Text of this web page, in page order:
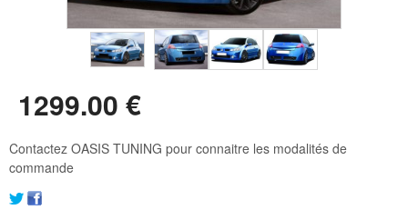
1299.00 €
Contactez OASIS TUNING pour connaitre les modalités de
commande